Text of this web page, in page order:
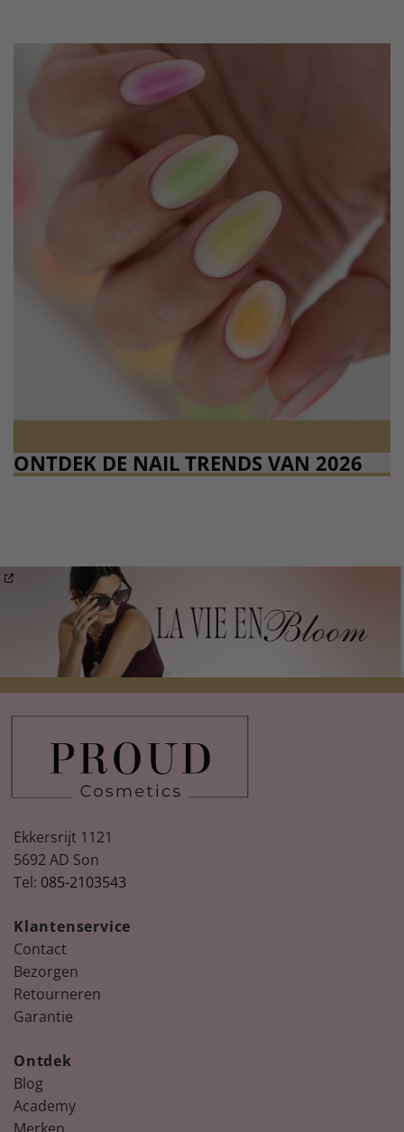
ONTDEK DE NAIL TRENDS VAN 2026
Nude, peach & floral nail colours for
Ontdek de nieuwste collectie La Vie en bloom!
Ekkersrijt 1121
5692 AD Son
Tel: 085-2103543
Klantenservice
Contact
Bezorgen
Retourneren
Garantie
Ontdek
Blog
Academy
Merken